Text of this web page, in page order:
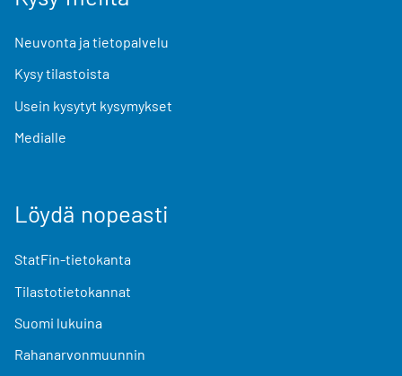
Neuvonta ja tietopalvelu
Kysy tilastoista
Usein kysytyt kysymykset
Medialle
Löydä nopeasti
StatFin-tietokanta
Tilastotietokannat
Suomi lukuina
Rahanarvonmuunnin